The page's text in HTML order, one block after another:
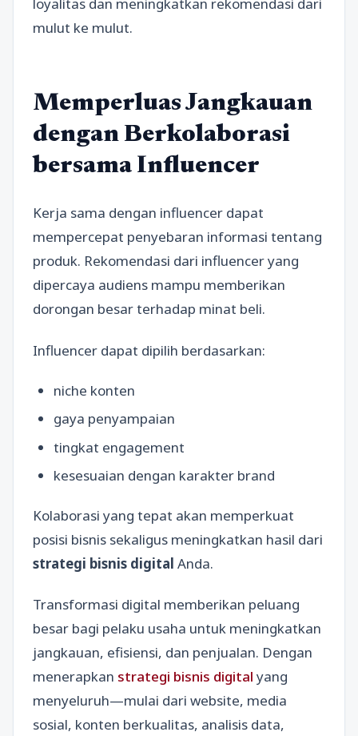
loyalitas dan meningkatkan rekomendasi dari
mulut ke mulut.
Memperluas Jangkauan
dengan Berkolaborasi
bersama Influencer
Kerja sama dengan influencer dapat
mempercepat penyebaran informasi tentang
produk. Rekomendasi dari influencer yang
dipercaya audiens mampu memberikan
dorongan besar terhadap minat beli.
Influencer dapat dipilih berdasarkan:
niche konten
gaya penyampaian
tingkat engagement
kesesuaian dengan karakter brand
Kolaborasi yang tepat akan memperkuat
posisi bisnis sekaligus meningkatkan hasil dari
strategi bisnis digital Anda.
Transformasi digital memberikan peluang
besar bagi pelaku usaha untuk meningkatkan
jangkauan, efisiensi, dan penjualan. Dengan
menerapkan strategi bisnis digital yang
menyeluruh—mulai dari website, media
sosial, konten berkualitas, analisis data,